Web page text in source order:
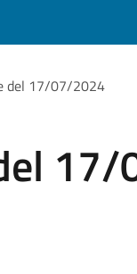
del 17/07/2024